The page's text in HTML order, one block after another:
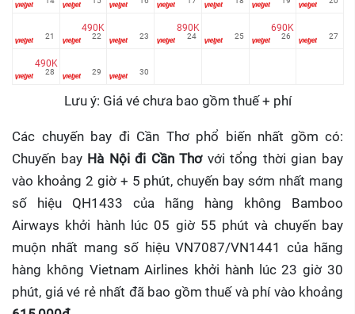
21
490K
22 23
890K
24 25
690K
26 27
490K
28 29 30
Lưu ý: Giá vé chưa bao gồm thuế + phí
Các chuyến bay đi Cần Thơ phổ biến nhất gồm có:
Chuyến bay Hà Nội đi Cần Thơvới tổng thời gian bay
vào khoảng 2 giờ + 5 phút, chuyến bay sớm nhất mang
số hiệu QH1433 của hãng hàng không Bamboo
Airways khởi hành lúc 05 giờ 55 phút và chuyến bay
muộn nhất mang số hiệu VN7087/VN1441 của hãng
hàng không Vietnam Airlines khởi hành lúc 23 giờ 30
phút, giá vé rẻ nhất đã bao gồm thuế và phí vào khoảng